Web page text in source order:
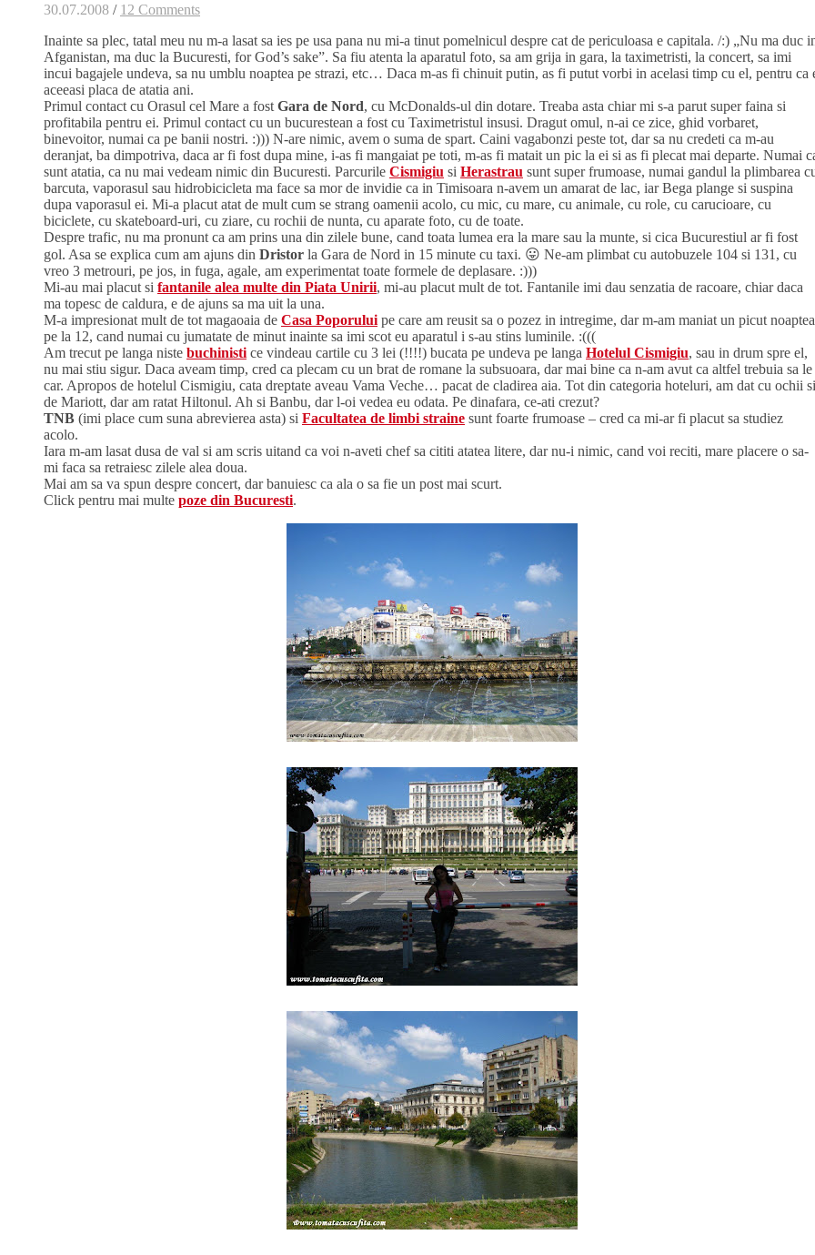
30.07.2008 / 12 Comments
Inainte sa plec, tatal meu nu m-a lasat sa ies pe usa pana nu mi-a tinut pomelnicul despre cat de periculoasa e capitala. /:) „Nu ma duc
Afganistan, ma duc la Bucuresti, for God’s sake”. Sa fiu atenta la aparatul foto, sa am grija in gara, la taximetristi, la concert, sa imi
incui bagajele undeva, sa nu umblu noaptea pe strazi, etc… Daca m-as fi chinuit putin, as fi putut vorbi in acelasi timp cu el, pentru ca
aceeasi placa de atatia ani.
Primul contact cu Orasul cel Mare a fost Gara de Nord, cu McDonalds-ul din dotare. Treaba asta chiar mi s-a parut super faina si
profitabila pentru ei. Primul contact cu un bucurestean a fost cu Taximetristul insusi. Dragut omul, n-ai ce zice, ghid vorbaret,
binevoitor, numai ca pe banii nostri. :))) N-are nimic, avem o suma de spart. Caini vagabonzi peste tot, dar sa nu credeti ca m-au
deranjat, ba dimpotriva, daca ar fi fost dupa mine, i-as fi mangaiat pe toti, m-as fi matait un pic la ei si as fi plecat mai departe. Numai
sunt atatia, ca nu mai vedeam nimic din Bucuresti. Parcurile Cismigiu si Herastrau sunt super frumoase, numai gandul la plimbarea
barcuta, vaporasul sau hidrobicicleta ma face sa mor de invidie ca in Timisoara n-avem un amarat de lac, iar Bega plange si suspina
dupa vaporasul ei. Mi-a placut atat de mult cum se strang oamenii acolo, cu mic, cu mare, cu animale, cu role, cu carucioare, cu
biciclete, cu skateboard-uri, cu ziare, cu rochii de nunta, cu aparate foto, cu de toate.
Despre trafic, nu ma pronunt ca am prins una din zilele bune, cand toata lumea era la mare sau la munte, si cica Bucurestiul ar fi fost
gol. Asa se explica cum am ajuns din Dristor la Gara de Nord in 15 minute cu taxi. 😛 Ne-am plimbat cu autobuzele 104 si 131, cu
vreo 3 metrouri, pe jos, in fuga, agale, am experimentat toate formele de deplasare. :)))
Mi-au mai placut si fantanile alea multe din Piata Unirii, mi-au placut mult de tot. Fantanile imi dau senzatia de racoare, chiar daca
ma topesc de caldura, e de ajuns sa ma uit la una.
M-a impresionat mult de tot magaoaia de Casa Poporului pe care am reusit sa o pozez in intregime, dar m-am maniat un picut noaptea
pe la 12, cand numai cu jumatate de minut inainte sa imi scot eu aparatul i s-au stins luminile. :(((
Am trecut pe langa niste buchinisti ce vindeau cartile cu 3 lei (!!!!) bucata pe undeva pe langa Hotelul Cismigiu, sau in drum spre el,
nu mai stiu sigur. Daca aveam timp, cred ca plecam cu un brat de romane la subsuoara, dar mai bine ca n-am avut ca altfel trebuia sa le
car. Apropos de hotelul Cismigiu, cata dreptate aveau Vama Veche… pacat de cladirea aia. Tot din categoria hoteluri, am dat cu ochii si
de Mariott, dar am ratat Hiltonul. Ah si Banbu, dar l-oi vedea eu odata. Pe dinafara, ce-ati crezut?
TNB (imi place cum suna abrevierea asta) si Facultatea de limbi straine sunt foarte frumoase – cred ca mi-ar fi placut sa studiez
acolo.
Iara m-am lasat dusa de val si am scris uitand ca voi n-aveti chef sa cititi atatea litere, dar nu-i nimic, cand voi reciti, mare placere o sa-
mi faca sa retraiesc zilele alea doua.
Mai am sa va spun despre concert, dar banuiesc ca ala o sa fie un post mai scurt.
Click pentru mai multe poze din Bucuresti.